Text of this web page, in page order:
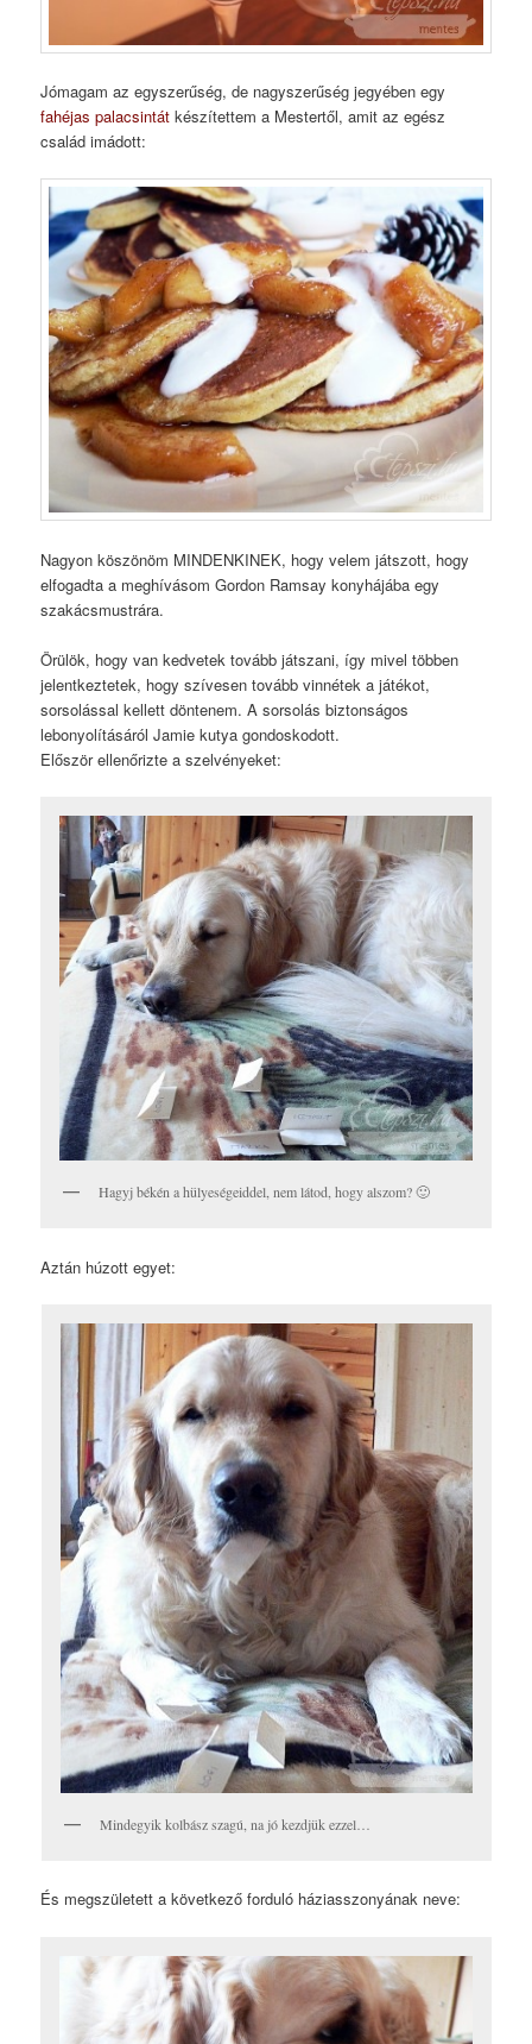
Jómagam az egyszerűség, de nagyszerűség jegyében egy
fahéjas palacsintát készítettem a Mestertől, amit az egész
család imádott:
Nagyon köszönöm MINDENKINEK, hogy velem játszott, hogy
elfogadta a meghívásom Gordon Ramsay konyhájába egy
szakácsmustrára.
Örülök, hogy van kedvetek tovább játszani, így mivel többen
jelentkeztetek, hogy szívesen tovább vinnétek a játékot,
sorsolással kellett döntenem. A sorsolás biztonságos
lebonyolításáról Jamie kutya gondoskodott.
Először ellenőrizte a szelvényeket:
Hagyj békén a hülyeségeiddel, nem látod, hogy alszom? 🙂
Aztán húzott egyet:
Mindegyik kolbász szagú, na jó kezdjük ezzel…
És megszületett a következő forduló háziasszonyának neve: